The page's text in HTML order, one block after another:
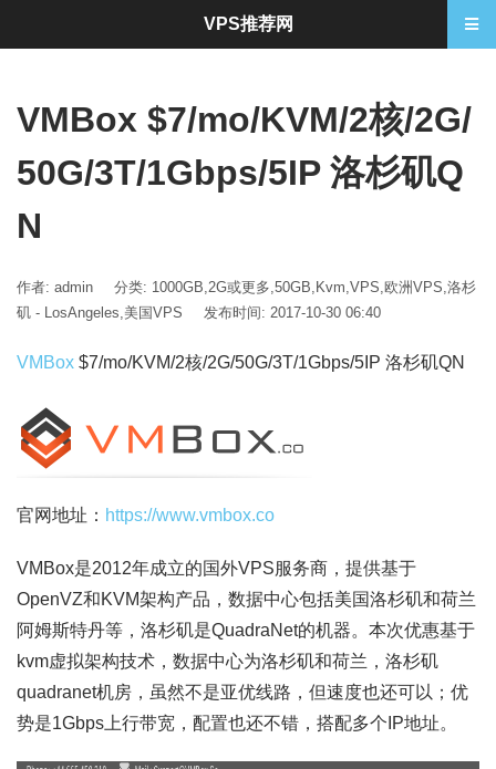
VMBox $7/mo/KVM/2核/2G/
50G/3T/1Gbps/5IP 洛杉矶Q
N
作者: admin 分类: 1000GB,2G或更多,50GB, Kvm,VPS,欧洲VPS,洛杉
矶 - LosAngeles,美国VPS 发布时间: 2017-10-30 06:40
VMBox $7/mo/KVM/2核/2G/50G/3T/1Gbps/5IP 洛杉矶QN
官网地址： https://www.vmbox.co
VMBox是2012年成立的国外VPS服务商，提供基于
OpenVZ和KVM架构产品，数据中心包括美国洛杉矶和荷兰
阿姆斯特丹等，洛杉矶是QuadraNet的机器。本次优惠基于
kvm虚拟架构技术，数据中心为洛杉矶和荷兰，洛杉矶
quadranet机房，虽然不是亚优线路，但速度也还可以；优
势是1Gbps上行带宽，配置也还不错，搭配多个IP地址。
VPS推荐网